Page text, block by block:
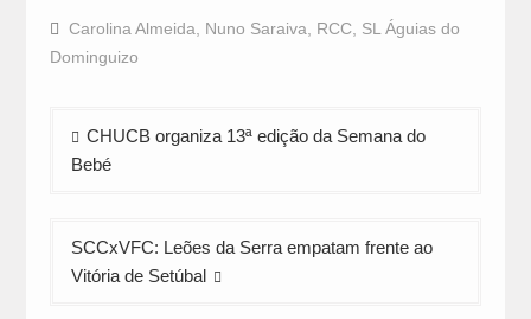
Facebook
(Opens
new
WhatsApp
(Opens
Twitter
(Opens
Carolina Almeida Nuno Saraiva RCC, SL Águias do
Dominguizo
Navegação
de
CHUCB organiza 13ª edição da Semana do
Bebé
SCCxVFC: Leões da Serra empatam frente ao
Vitória de Setúbal